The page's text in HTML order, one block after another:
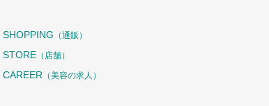
（通販）
STORE （店舗）
（美容の求人）